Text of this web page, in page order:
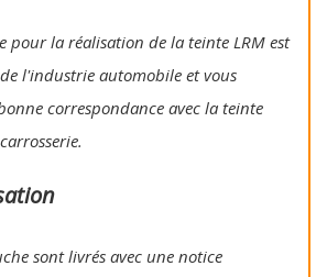
pour la réalisation de la teinte LRM est
l'industrie automobile et vous
correspondance avec la teinte
sont livrés avec une notice